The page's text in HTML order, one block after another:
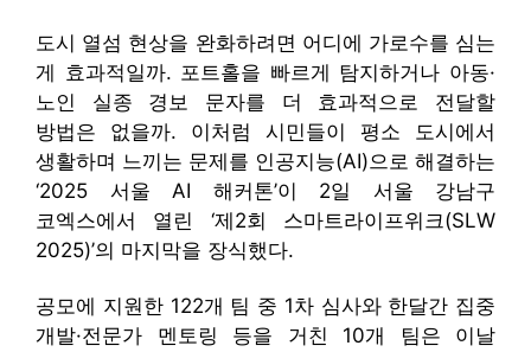
도시 열섬 현상을 완화하려면 어디에 가로수를 심는
게 효과적일까. 포트홀을 빠르게 탐지하거나 아동·
노인 실종 경보 문자를 더 효과적으로 전달할
방법은 없을까. 이처럼 시민들이 평소 도시에서
생활하며 느끼는 문제를 인공지능(AI)으로 해결하는
‘2025 서울 AI 해커톤’이 2일 서울 강남구
코엑스에서 열린 ‘제2회 스마트라이프위크(SLW
2025)’의 마지막을 장식했다.
공모에 지원한 122개 팀 중 1차 심사와 한달간 집중
개발·전문가 멘토링 등을 거친 10개 팀은 이날